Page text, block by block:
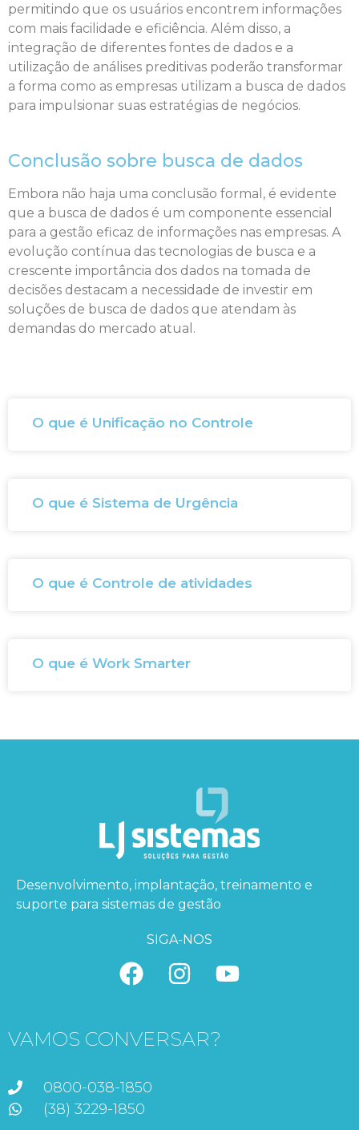
permitindo que os usuários encontrem informações
com mais facilidade e eficiência. Além disso, a
integração de diferentes fontes de dados e a
utilização de análises preditivas poderão transformar
a forma como as empresas utilizam a busca de dados
para impulsionar suas estratégias de negócios.
Conclusão sobre busca de dados
Embora não haja uma conclusão formal, é evidente
que a busca de dados é um componente essencial
para a gestão eficaz de informações nas empresas. A
evolução contínua das tecnologias de busca e a
crescente importância dos dados na tomada de
decisões destacam a necessidade de investir em
soluções de busca de dados que atendam às
demandas do mercado atual.
O que é Unificação no Controle
O que é Sistema de Urgência
O que é Controle de atividades
O que é Work Smarter
Desenvolvimento, implantação, treinamento e
suporte para sistemas de gestão
SIGA-NOS
VAMOS CONVERSAR?
0800-038-1850
(38) 3229-1850